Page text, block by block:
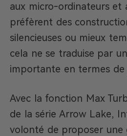
aux micro-ordinateurs et
préfèrent des
silencieuses ou mieux
cela ne se traduise par
importante en termes de
Avec la fonction Max
de la série Arrow Lake,
volonté de proposer une